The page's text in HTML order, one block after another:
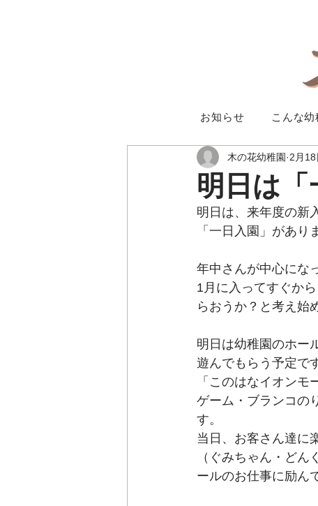
お知らせ こんな幼
明日は「
木の花幼稚園 2月18
明日は、来年度の新
「一日入園」があり
年中さんが中心にな
1月に入ってすぐか
らおうか？と考え始
明日は幼稚園のホー
遊んでもらう予定で
「このはなイオン
ゲーム・ブランコの
す。
当日、お客さん達に
（ぐみちゃん・ど
ールのお仕事に励ん